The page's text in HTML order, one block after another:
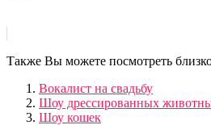
Также Вы можете посмотреть
Вокалист на свадьбу
Шоу дрессированных
Шоу кошек